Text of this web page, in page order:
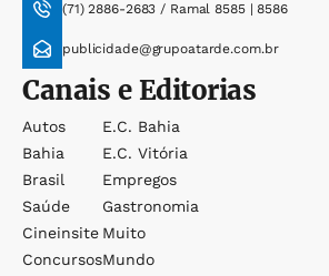
(71) 2886-2683 / Ramal 8585 | 8586
publicidade@grupoatarde.com.br
Canais e Editorias
Autos
Bahia
Brasil
Saúde
Cineinsite
Concursos
E.c. Bahia
E.c. Vitória
Empregos
Gastronomia
Muito
Mundo